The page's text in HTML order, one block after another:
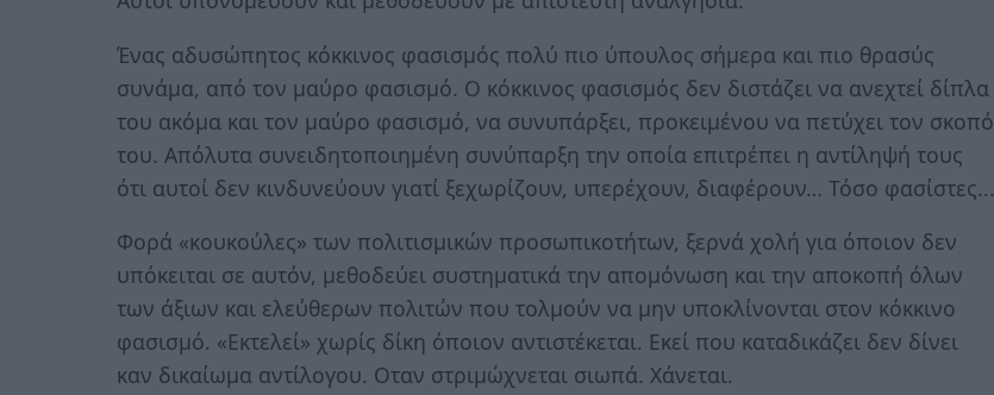
Ένας αδυσώπητος κόκκινος φασισμός πολύ πιο ύπουλος σήμερα και πιο θρασύς
συνάμα, από τον μαύρο φασισμό. Ο κόκκινος φασισμός δεν διστάζει να ανεχτεί δίπλα
του ακόμα και τον μαύρο φασισμό, να συνυπάρξει, προκειμένου να πετύχει τον σκοπό
του. Απόλυτα συνειδητοποιημένη συνύπαρξη την οποία επιτρέπει η αντίληψή τους
ότι αυτοί δεν κινδυνεύουν γιατί ξεχωρίζουν, υπερέχουν, διαφέρουν… Τόσο φασίστες...
Φορά «κουκούλες» των πολιτισμικών προσωπικοτήτων, ξερνά χολή για όποιον δεν
υπόκειται σε αυτόν, μεθοδεύει συστηματικά την απομόνωση και την αποκοπή όλων
των άξιων και ελεύθερων πολιτών που τολμούν να μην υποκλίνονται στον κόκκινο
φασισμό. «Εκτελεί» χωρίς δίκη όποιον αντιστέκεται. Εκεί που καταδικάζει δεν δίνει
καν δικαίωμα αντίλογου. Οταν στριμώχνεται σιωπά. Χάνεται.